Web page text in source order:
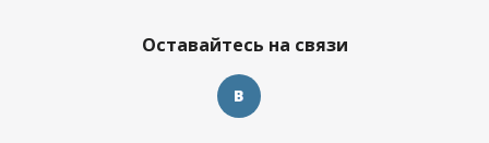
Оставайтесь на связи